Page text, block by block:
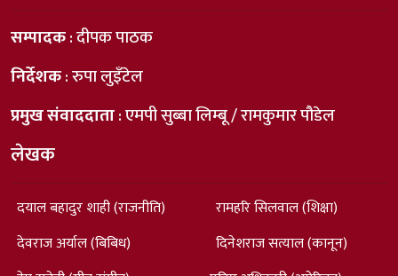
सम्पादक: दीपक पाठक
निर्देशक: रुपा लुइँटेल
प्रमुख संवाददाता: एमपी सुब्बा लिम्बू / रामकुमार पौडेल
लेखक
दयाल बहादुर शाही (राजनीति)
देवराज अर्याल (बिबिध)
रामहरि सिलवाल (शिक्षा)
दिनेशराज सत्याल (कानून)